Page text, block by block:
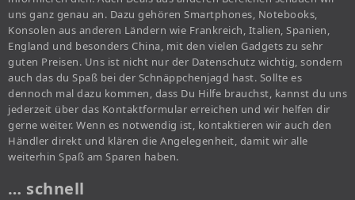
uns ganz genau an. Dazu gehören Smartphones, Notebooks,
Konsolen aus anderen Ländern wie Frankreich, Italien, Spanien,
England und besonders China, mit den vielen Gadgets zu sehr
guten Preisen. Uns ist nicht nur der Datenschutz wichtig, sondern
auch das du Spaß bei der Schnäppchenjagd hast. Sollte es
dennoch mal dazu kommen, dass Du Hilfe brauchst, kannst du uns
jederzeit über das Kontaktformular erreichen und wir helfen dir
gerne weiter. Wenn es notwendig ist, kontaktieren wir auch den
Händler direkt und klären die Angelegenheit, damit wir alle
weiterhin Spaß am Sparen haben.
… schnell